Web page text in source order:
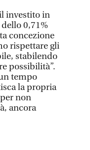
investito in
0,71%
concezione
rispettare gli
stabilendo
possibilità”.
tempo
la propria
non
ancora